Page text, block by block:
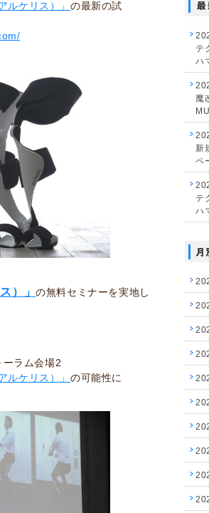
ルケリス）」の最新の試
）」の無料セミナーを実地し
ラム会場2
ルケリス）」の可能性に
テ
ハ
魔
新
ペ
テ
ハ